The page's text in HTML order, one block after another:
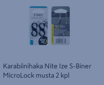
Karabiinihaka Nite Ize S-Biner
MicroLock musta 2 kpl